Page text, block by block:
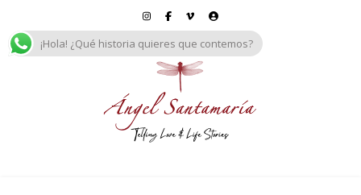
¡Hola! ¿Qué historia quieres que contemos?